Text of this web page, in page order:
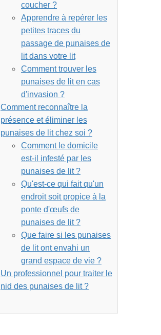
coucher ?
Apprendre à repérer les
petites traces du
passage de punaises de
lit dans votre lit
Comment trouver les
punaises de lit en cas
d'invasion ?
Comment reconnaître la
présence et éliminer les
punaises de lit chez soi ?
Comment le domicile
est-il infesté par les
punaises de lit ?
Qu'est-ce qui fait qu'un
endroit soit propice à la
ponte d'œufs de
punaises de lit ?
Que faire si les punaises
de lit ont envahi un
grand espace de vie ?
Un professionnel pour traiter le
nid des punaises de lit ?